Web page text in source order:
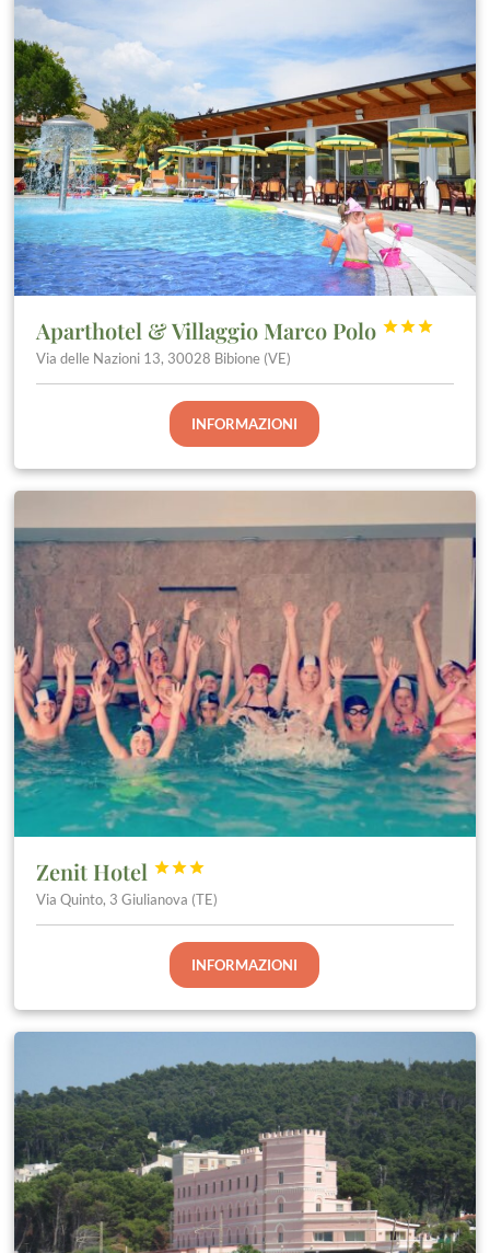
Aparthotel & Villaggio Marco Polo 


Via delle Nazioni 13, 30028 Bibione (VE)
INFORMAZIONI
Zenit Hotel 


Via Quinto, 3 Giulianova (TE)
INFORMAZIONI